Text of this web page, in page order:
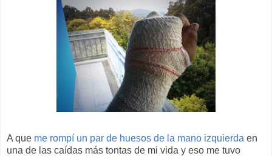
A que me rompí un par de huesos de la mano izquierda en
una de las caídas más tontas de mi vida y eso me tuvo